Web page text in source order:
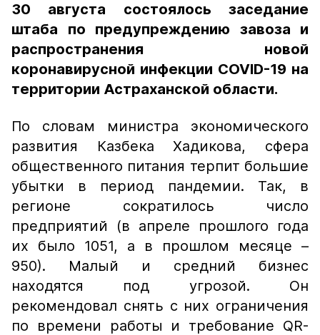
30 августа состоялось заседание
штаба по предупреждению завоза и
распространения новой
коронавирусной инфекции COVID-19 на
территории Астраханской области.
По словам министра экономического
развития Казбека Хадикова, сфера
общественного питания терпит большие
убытки в период пандемии. Так, в
регионе сократилось число
предприятий (в апреле прошлого года
их было 1051, а в прошлом месяце –
950). Малый и средний бизнес
находятся под угрозой. Он
рекомендовал снять с них ограничения
по времени работы и требование QR-